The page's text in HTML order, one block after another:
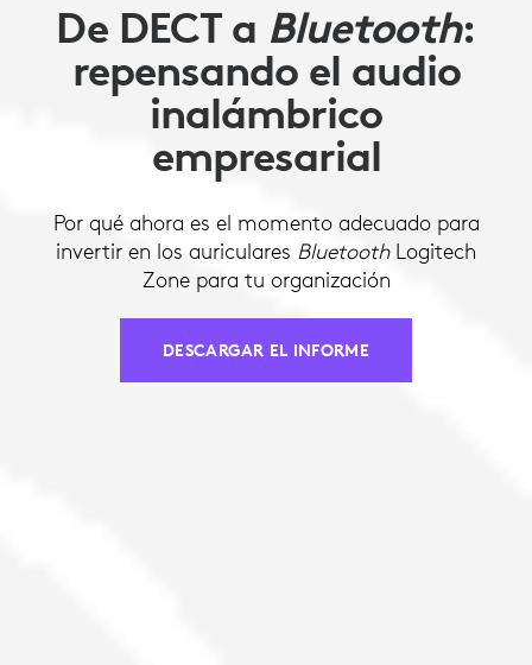
De DECT a Bluetooth:
repensando el audio
inalámbrico
empresarial
Por qué ahora es el momento adecuado para
invertir en los auriculares BluetoothLogitech
Zone para tu organización
DESCARGAR EL INFORME